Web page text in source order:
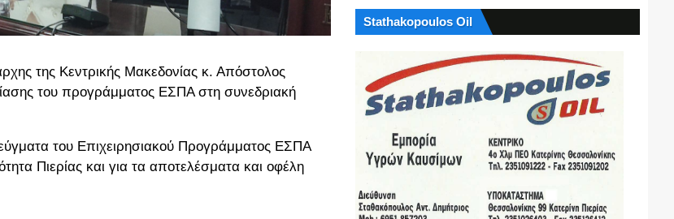
της Κεντρικής Μακεδονίας κ. Απόστολος
του προγράμματος ΕΣΠΑ στη συνεδριακή
του Επιχειρησιακού Προγράμματος ΕΣΠΑ
Πιερίας και για τα αποτελέσματα και οφέλη
Stathakopoulos Oil